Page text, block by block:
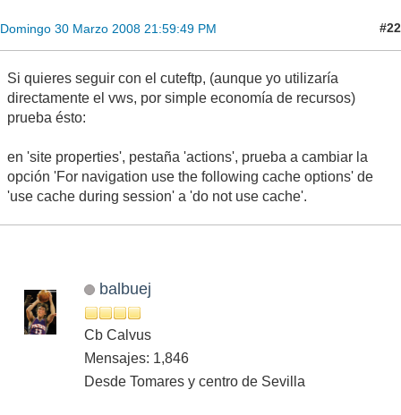
Domingo 30 Marzo 2008 21:59:49 PM #22
Si quieres seguir con el cuteftp, (aunque yo utilizaría
directamente el vws, por simple economía de recursos)
prueba ésto:
en 'site properties', pestaña 'actions', prueba a cambiar la
opción 'For navigation use the following cache options' de
'use cache during session' a 'do not use cache'.
balbuej
Cb Calvus
Mensajes: 1,846
Desde Tomares y centro de Sevilla